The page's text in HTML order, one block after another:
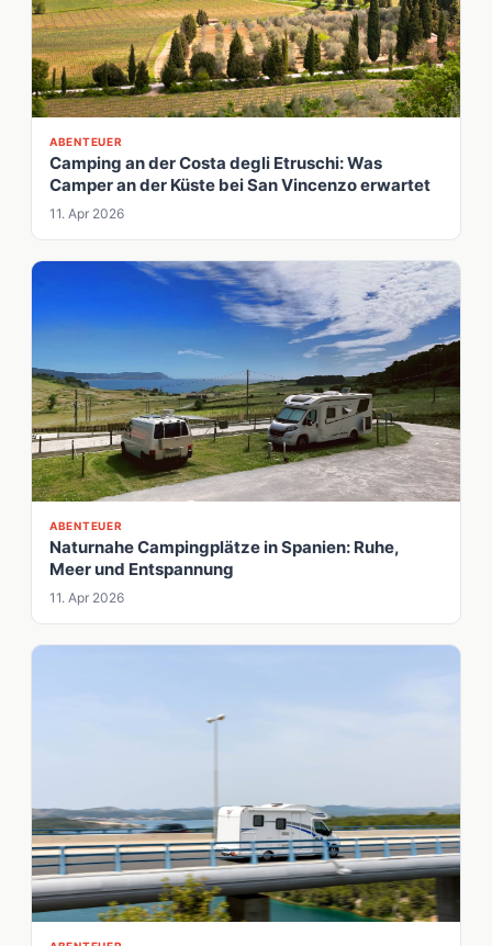
ABENTEUER
Camping an der Costa degli Etruschi: Was
Camper an der Küste bei San Vincenzo erwartet
11. Apr 2026
ABENTEUER
Naturnahe Campingplätze in Spanien: Ruhe,
Meer und Entspannung
11. Apr 2026